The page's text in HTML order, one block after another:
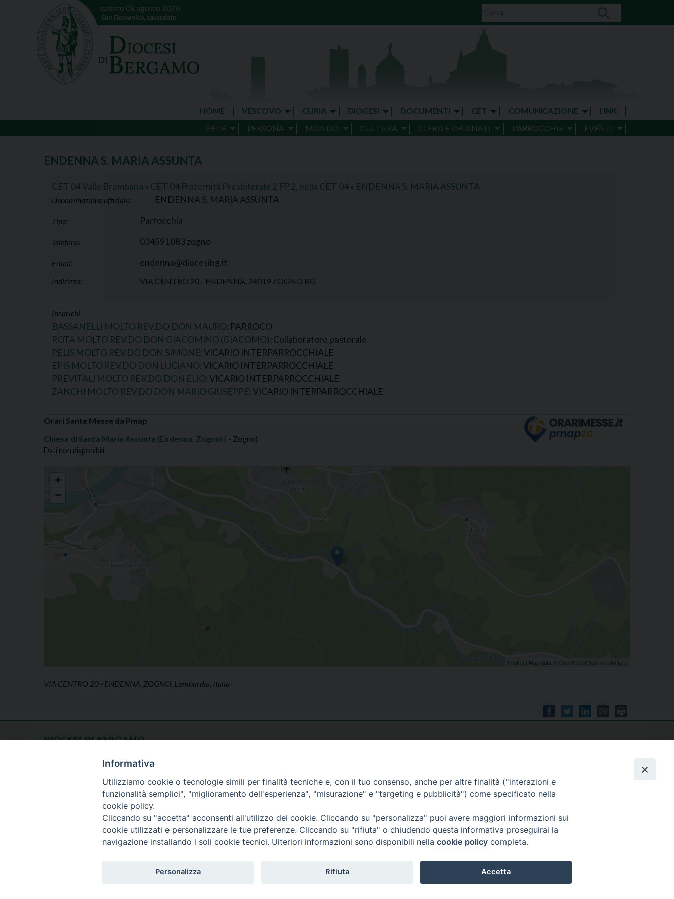
sabato 08 agosto 2026
San Domenico, sacerdote
HOME VESCOVO CURIA DIOCESI DOCUMENTI CET COMUNICAZIONE
LINK
FEDE
PERSONA MONDO CULTURA CLERO E ORDINATI PARROCCHIE EVENTI
ENDENNA S. MARIA ASSUNTA
CET 04 Valle Brembana » CET 04 Fraternità Presbiterale 2 FP 2, nella CET 04» ENDENNA S. MARIA ASSUNTA
Denominazione ufficiale: ENDENNA S. MARIA ASSUNTA
Tipo: Parrocchia
Telefono: 034591083 zogno
Email: endenna@diocesibg.it
Indirizzo: VIA CENTRO 20 - ENDENNA, 24019 ZOGNO BG
Incarichi
BASSANELLI MOLTO REV.DO DON MAURO: PARROCO
ROTA MOLTO REV.DO DON GIACOMINO (GIACOMO): Collaboratore pastorale
PELIS MOLTO REV.DO DON SIMONE: VICARIO INTERPARROCCHIALE
EPIS MOLTO REV.DO DON LUCIANO: VICARIO INTERPARROCCHIALE
PREVITALI MOLTO REV.DO DON ELIO: VICARIO INTERPARROCCHIALE
ZANCHI MOLTO REV.DO DON MARIO GIUSEPPE: VICARIO INTERPARROCCHIALE
Orari Sante Messe da Pmap
Chiesa di Santa Maria Assunta (Endenna, Zogno) ( - Zogno)
Dati non disponibili
+
−
Leaflet | Map data © OpenStreetMap contributors
VIA CENTRO 20 - ENDENNA, ZOGNO, Lombardia, Italia
DIOCESI DI BERGAMO
fax: 035/278.250
lunedì - venerdì
h. 08.30 - 12.30
Informativa
Utilizziamo cookie o tecnologie simili per finalità tecniche e, con il tuo consenso, anche per altre finalità ("interazioni e
funzionalità semplici", "miglioramento dell'esperienza", "misurazione" e "targeting e pubblicità") come specificato nella
cookie policy.
Cliccando su "accetta" acconsenti all'utilizzo dei cookie. Cliccando su "personalizza" puoi avere maggiori informazioni sui
cookie utilizzati e personalizzare le tue preferenze. Cliccando su "rifiuta" o chiudendo questa informativa proseguirai la
navigazione installando i soli cookie tecnici. Ulteriori informazioni sono disponibili nella cookie policy completa.
Personalizza Rifiuta Accetta